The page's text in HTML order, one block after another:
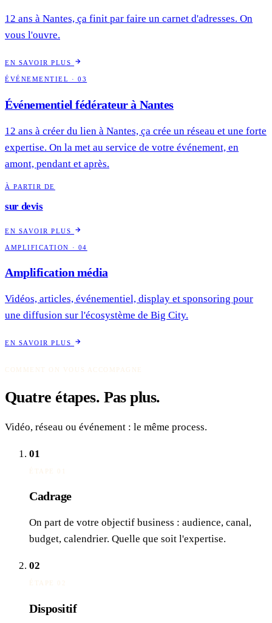
12 ans à Nantes, ça finit par faire un carnet d'adresses. On
vous l'ouvre.
EN SAVOIR PLUS
ÉVÉNEMENTIEL · 03
Événementiel fédérateur à Nantes
12 ans à créer du lien à Nantes, ça crée un réseau et une forte
expertise. On la met au service de votre événement, en
amont, pendant et après.
À PARTIR DE
sur devis
EN SAVOIR PLUS
AMPLIFICATION · 04
Amplification média
Vidéos, articles, événementiel, display et sponsoring pour
une diffusion sur l'écosystème de Big City.
EN SAVOIR PLUS
COMMENT ON VOUS ACCOMPAGNE
Quatre étapes. Pas plus.
Vidéo, réseau ou événement : le même process.
01
ÉTAPE 01
Cadrage
On part de votre objectif business : audience, canal,
budget, calendrier. Quelle que soit l'expertise.
02
ÉTAPE 02
Dispositif